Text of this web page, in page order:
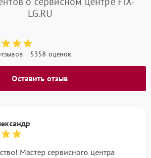
LG.RU
5358 оценок
Оставить отзыв
Мастер сервисного центра